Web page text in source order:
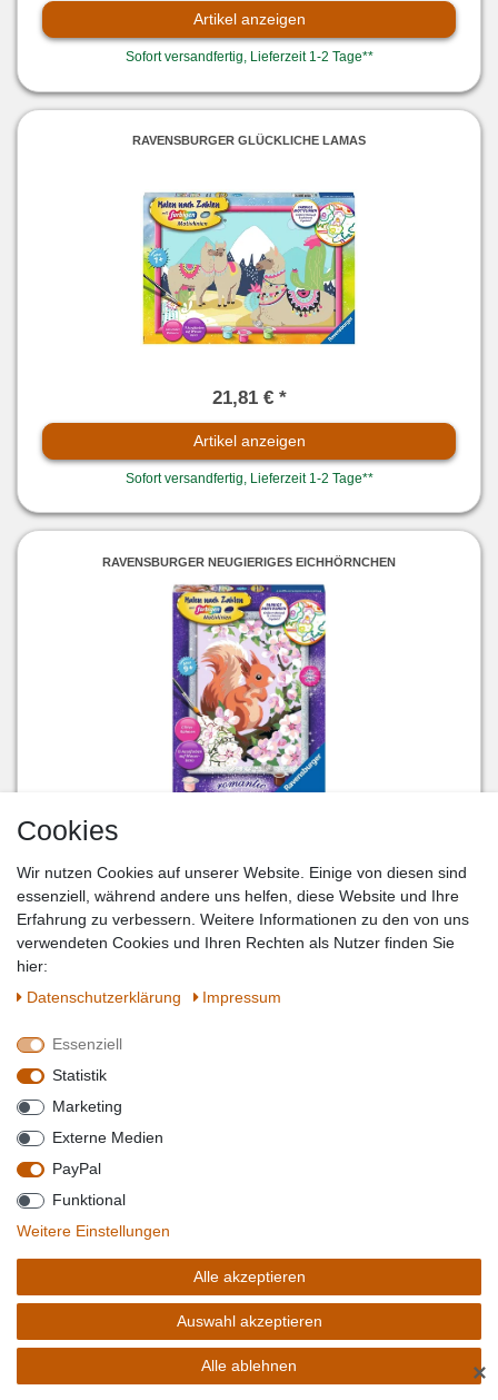
Artikel anzeigen
Sofort versandfertig, Lieferzeit 1-2 Tage**
RAVENSBURGER GLÜCKLICHE LAMAS
21,81 € *
Artikel anzeigen
Sofort versandfertig, Lieferzeit 1-2 Tage**
RAVENSBURGER NEUGIERIGES EICHHÖRNCHEN
Sofort versandfertig, Lieferzeit 1-2 Tage**
Artikel anzeigen
Sofort versandfertig, Lieferzeit 1-2 Tage**
Cookies
Wir nutzen Cookies auf unserer Website. Einige von diesen sind
essenziell, während andere uns helfen, diese Website und Ihre
Erfahrung zu verbessern. Weitere Informationen zu den von uns
verwendeten Cookies und Ihren Rechten als Nutzer finden Sie
hier:
Daten­schutz­erklärung
Impressum
Essenziell
Statistik
Marketing
Externe Medien
PayPal
Funktional
Weitere Einstellungen
Alle akzeptieren
Auswahl akzeptieren
Alle ablehnen ✕